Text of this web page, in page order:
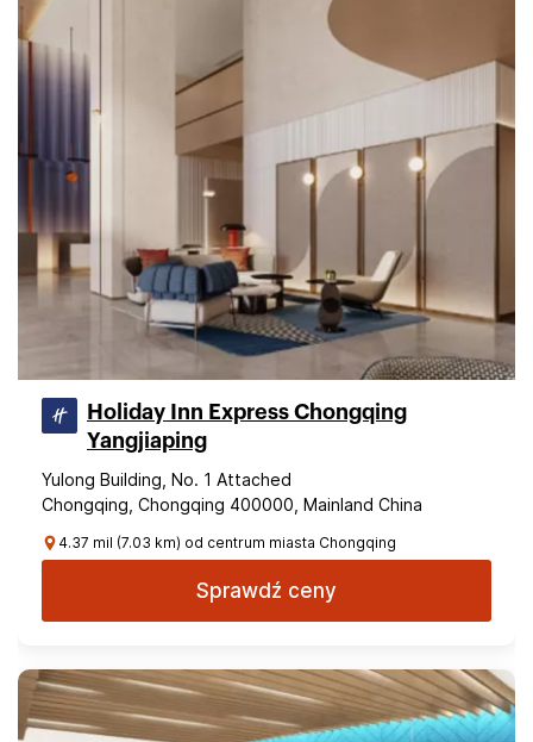
Holiday Inn Express Chongqing
Yangjiaping
Yulong Building, No. 1 Attached
Chongqing, Chongqing 400000, Mainland China
4.37 mil (7.03 km) od centrum miasta Chongqing
Sprawdź ceny